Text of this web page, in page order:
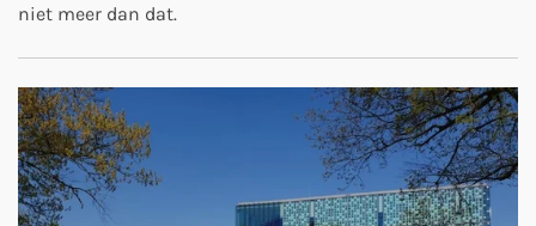
niet meer dan dat.